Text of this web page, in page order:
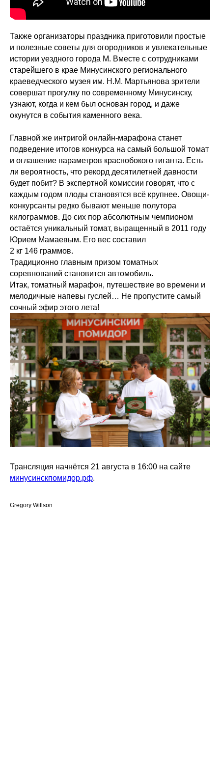
Также организаторы праздника приготовили простые
и полезные советы для огородников и увлекательные
истории уездного города М. Вместе с сотрудниками
старейшего в крае Минусинского регионального
краеведческого музея им. Н.М. Мартьянова зрители
совершат прогулку по современному Минусинску,
узнают, когда и кем был основан город, и даже
окунутся в события каменного века.
Главной же интригой онлайн-марафона станет
подведение итогов конкурса на самый большой томат
и оглашение параметров краснобокого гиганта. Есть
ли вероятность, что рекорд десятилетней давности
будет побит? В экспертной комиссии говорят, что с
каждым годом плоды становятся всё крупнее. Овощи-
конкурсанты редко бывают меньше полутора
килограммов. До сих пор абсолютным чемпионом
остаётся уникальный томат, выращенный в 2011 году
Юрием Мамаевым. Его вес составил
2 кг 146 граммов.
Традиционно главным призом томатных
соревнований становится автомобиль.
Итак, томатный марафон, путешествие во времени и
мелодичные напевы гуслей… Не пропустите самый
сочный эфир этого лета!
Трансляция начнётся 21 августа в 16:00 на сайте
минусинскпомидор.рф.
Gregory Willson